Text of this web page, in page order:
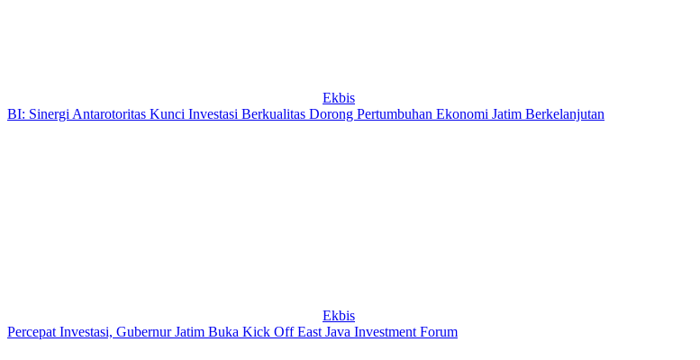
Ekbis
BI: Sinergi Antarotoritas Kunci Investasi Berkualitas Dorong Pertumbuhan Ekonomi Jatim Berkelanjutan
Ekbis
Percepat Investasi, Gubernur Jatim Buka Kick Off East Java Investment Forum